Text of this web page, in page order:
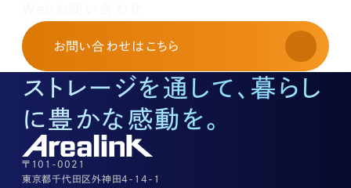
お申し込み・お問い合わせ
03-3526-8568
土地活用に関するお問い合わせ
03-3526-8574
底地に関するお問い合わせ
03-3526-8572
株式に関するお問い合わせ
03-3526-8556
その他上記に当てはまらない案件等
03-3526-8556
お問い合わせ はこちら
ストレージを通して、暮らし
に豊かな感動を。
〒101-0021
東京都千代田区外神田4-14-1